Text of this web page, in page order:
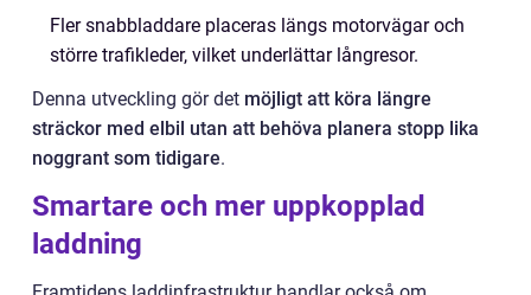
Fler snabbladdare placeras längs motorvägar och
större trafikleder, vilket underlättar långresor.
Denna utveckling gör det möjligt att köra längre
sträckor med elbil utan att behöva planera stopp lika
noggrant som tidigare.
Smartare och mer uppkopplad
laddning